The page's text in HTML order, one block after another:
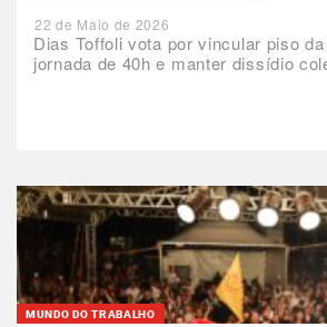
Dias Toffoli vota por vincular piso
jornada de 40h e manter dissídio
22 de Maio de 2026
MUNDO DO TRABALHO